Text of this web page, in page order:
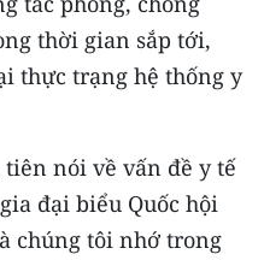
XÃ
thời gian sắp tới,
thực trạng hệ thống y
nói về vấn đề y tế
đại biểu Quốc hội
chúng tôi nhớ trong